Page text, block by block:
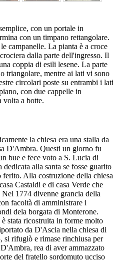
con un portale in
con un timpano rettangolare.
campanelle. La pianta è a croce
dalla parte dell'ingresso. Il
coppia di esili lesene. La parte
triangolare, mentre ai lati vi sono
circolari poste su entrambi i lati
con due cappelle in
volta a botte.
la chiesa era una stalla da
D'Ambra. Questi un giorno fu
bue e fece voto a S. Lucia di
alla santa se fosse guarito
Alla costruzione della chiesa
Castaldi e di casa Verde che
1774 divenne grancia della
facoltà di amministrare i
dela borgata di Monterone.
stata ricostruita in forme molto
da D'Ascia nella chiesa di
si rifugiò e rimase rinchiusa per
rea di aver ammazzato
del fratello sordomuto ucciso